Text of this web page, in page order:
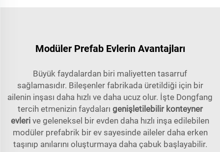
Modüler Prefab Evlerin Avantajları
Büyük faydalardan biri maliyetten tasarruf
sağlamasıdır. Bileşenler fabrikada üretildiği için bir
ailenin inşası daha hızlı ve daha ucuz olur. İşte Dongfang
tercih etmenizin faydaları genişletilebilir konteyner
evleri ve geleneksel bir evden daha hızlı inşa edilebilen
modüler prefabrik bir ev sayesinde aileler daha erken
taşınıp anılarını oluşturmaya daha çabuk başlayabilir.